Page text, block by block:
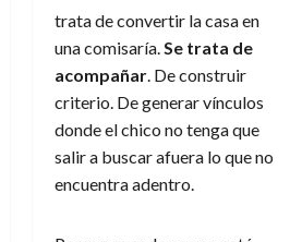
trata de convertir la casa en
una comisaría. Se trata de
acompañar . De construir
criterio. De generar vínculos
donde el chico no tenga que
salir a buscar afuera lo que no
encuentra adentro.